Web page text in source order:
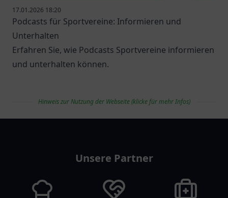
17.01.2026 18:20
Podcasts für Sportvereine: Informieren und
Unterhalten
Erfahren Sie, wie Podcasts Sportvereine informieren
und unterhalten können.
Hinweis zur Nutzung der Webseite (klicke für mehr Infos)
Unsere Partner